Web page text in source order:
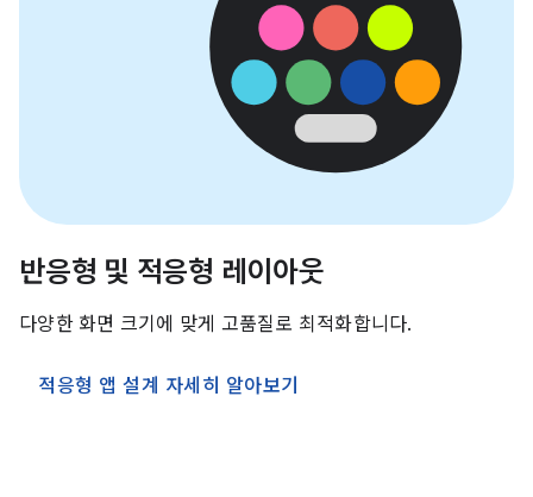
반응형 및 적응형 레이아웃
다양한 화면 크기에 맞게 고품질로 최적화합니다.
적응형 앱 설계 자세히 알아보기